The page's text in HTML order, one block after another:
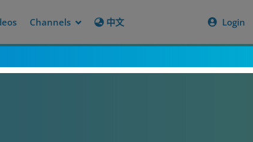
Channels 中文 Login